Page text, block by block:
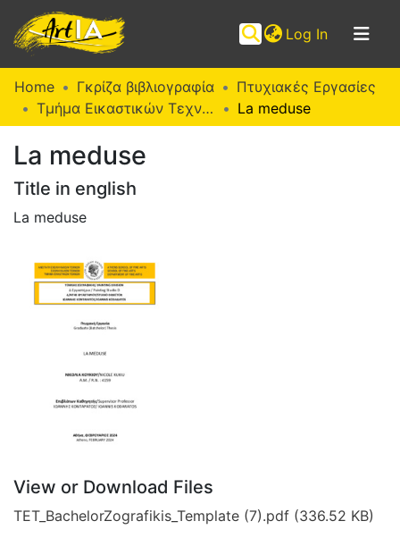
Log In (current)
Communities
Collections
Browse ArtIA
Statistics
Home Γκρίζα βιβλιογραφία
Πτυχιακές Εργασίες
Τμήμα Εικαστικών Τεχνών (Π. Ε.)
La meduse
La meduse
Title in english
La meduse
View or Download Files
TET_BachelorZografikis_Template (7).pdf (336.52 KB)